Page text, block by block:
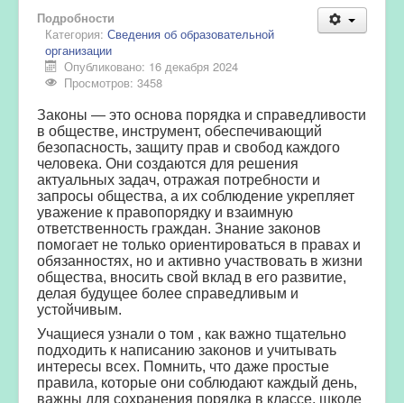
Подробности
Категория: Сведения об образовательной
организации
Опубликовано: 16 декабря 2024
Просмотров: 3458
Законы — это основа порядка и справедливости
в обществе, инструмент, обеспечивающий
безопасность, защиту прав и свобод каждого
человека. Они создаются для решения
актуальных задач, отражая потребности и
запросы общества, а их соблюдение укрепляет
уважение к правопорядку и взаимную
ответственность граждан. Знание законов
помогает не только ориентироваться в правах и
обязанностях, но и активно участвовать в жизни
общества, вносить свой вклад в его развитие,
делая будущее более справедливым и
устойчивым.
Учащиеся узнали о том , как важно тщательно
подходить к написанию законов и учитывать
интересы всех. Помнить, что даже простые
правила, которые они соблюдают каждый день,
важны для сохранения порядка в классе, школе